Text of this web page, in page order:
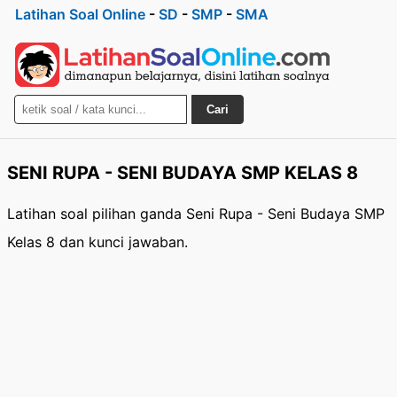
Latihan Soal Online - SD - SMP - SMA
Cari
SENI RUPA - SENI BUDAYA SMP KELAS 8
Latihan soal pilihan ganda Seni Rupa - Seni Budaya SMP
Kelas 8 dan kunci jawaban.